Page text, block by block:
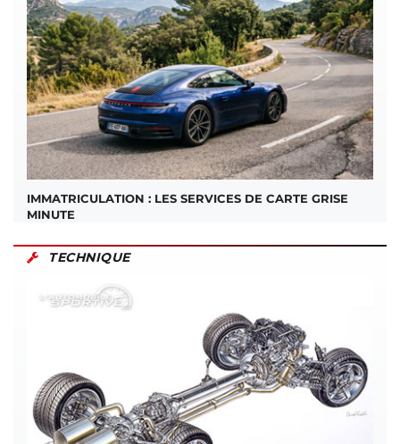
IMMATRICULATION : LES SERVICES DE CARTE GRISE
MINUTE
TECHNIQUE